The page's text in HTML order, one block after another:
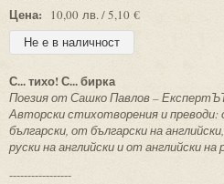
Цена: 10,00 лв. / 5,10 €
С... тихо! С... бирка
Поезия от Сашко Павлов –
Авторски стихотворения и преводи:
български, от български на
руски на английски и от английски на
-----------------